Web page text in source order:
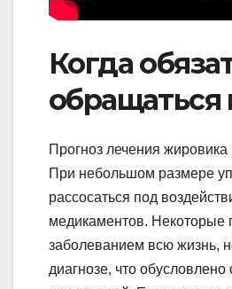
Когда
обращаться
Прогноз лечения жировика
При небольшом размере
рассосаться под
медикаментов. Некоторые
заболеванием всю жизнь,
диагнозе, что обусловлено